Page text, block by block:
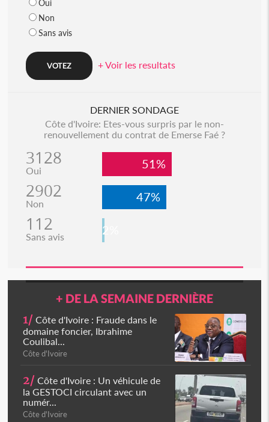
Oui
Non
Sans avis
+ Voir les resultats
DERNIER SONDAGE
Côte d'Ivoire: Etes-vous surpris par le non-
renouvellement du contrat de Emerse Faé ?
3128
Oui 51%
2902
Non 47%
112
Sans avis 2%
+ DE LA SEMAINE DERNIÈRE
1/ Côte d'Ivoire : Fraude dans le
domaine foncier, Ibrahime
Coulibal...
Côte d'Ivoire
2/ Côte d'Ivoire : Un véhicule de
la GESTOCI circulant avec un
numér...
Côte d'Ivoire